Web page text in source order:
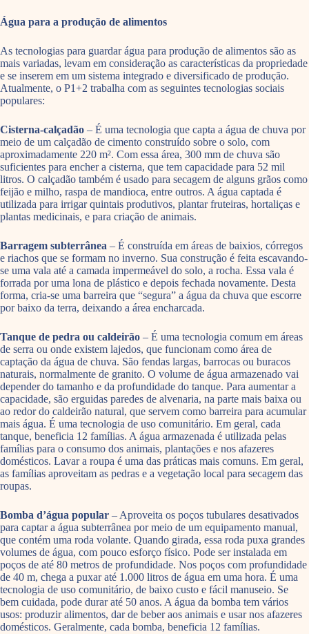
Água para a produção de alimentos
As tecnologias para guardar água para produção de alimentos são as
mais variadas, levam em consideração as características da propriedade
e se inserem em um sistema integrado e diversificado de produção.
Atualmente, o P1+2 trabalha com as seguintes tecnologias sociais
populares:
Cisterna-calçadão – É uma tecnologia que capta a água de chuva por
meio de um calçadão de cimento construído sobre o solo, com
aproximadamente 220 m². Com essa área, 300 mm de chuva são
suficientes para encher a cisterna, que tem capacidade para 52 mil
litros. O calçadão também é usado para secagem de alguns grãos como
feijão e milho, raspa de mandioca, entre outros. A água captada é
utilizada para irrigar quintais produtivos, plantar fruteiras, hortaliças e
plantas medicinais, e para criação de animais.
Barragem subterrânea – É construída em áreas de baixios, córregos
e riachos que se formam no inverno. Sua construção é feita escavando-
se uma vala até a camada impermeável do solo, a rocha. Essa vala é
forrada por uma lona de plástico e depois fechada novamente. Desta
forma, cria-se uma barreira que “segura” a água da chuva que escorre
por baixo da terra, deixando a área encharcada.
Tanque de pedra ou caldeirão – É uma tecnologia comum em áreas
de serra ou onde existem lajedos, que funcionam como área de
captação da água de chuva. São fendas largas, barrocas ou buracos
naturais, normalmente de granito. O volume de água armazenado vai
depender do tamanho e da profundidade do tanque. Para aumentar a
capacidade, são erguidas paredes de alvenaria, na parte mais baixa ou
ao redor do caldeirão natural, que servem como barreira para acumular
mais água. É uma tecnologia de uso comunitário. Em geral, cada
tanque, beneficia 12 famílias. A água armazenada é utilizada pelas
famílias para o consumo dos animais, plantações e nos afazeres
domésticos. Lavar a roupa é uma das práticas mais comuns. Em geral,
as famílias aproveitam as pedras e a vegetação local para secagem das
roupas.
Bomba d’água popular – Aproveita os poços tubulares desativados
para captar a água subterrânea por meio de um equipamento manual,
que contém uma roda volante. Quando girada, essa roda puxa grandes
volumes de água, com pouco esforço físico. Pode ser instalada em
poços de até 80 metros de profundidade. Nos poços com profundidade
de 40 m, chega a puxar até 1.000 litros de água em uma hora. É uma
tecnologia de uso comunitário, de baixo custo e fácil manuseio. Se
bem cuidada, pode durar até 50 anos. A água da bomba tem vários
usos: produzir alimentos, dar de beber aos animais e usar nos afazeres
domésticos. Geralmente, cada bomba, beneficia 12 famílias.